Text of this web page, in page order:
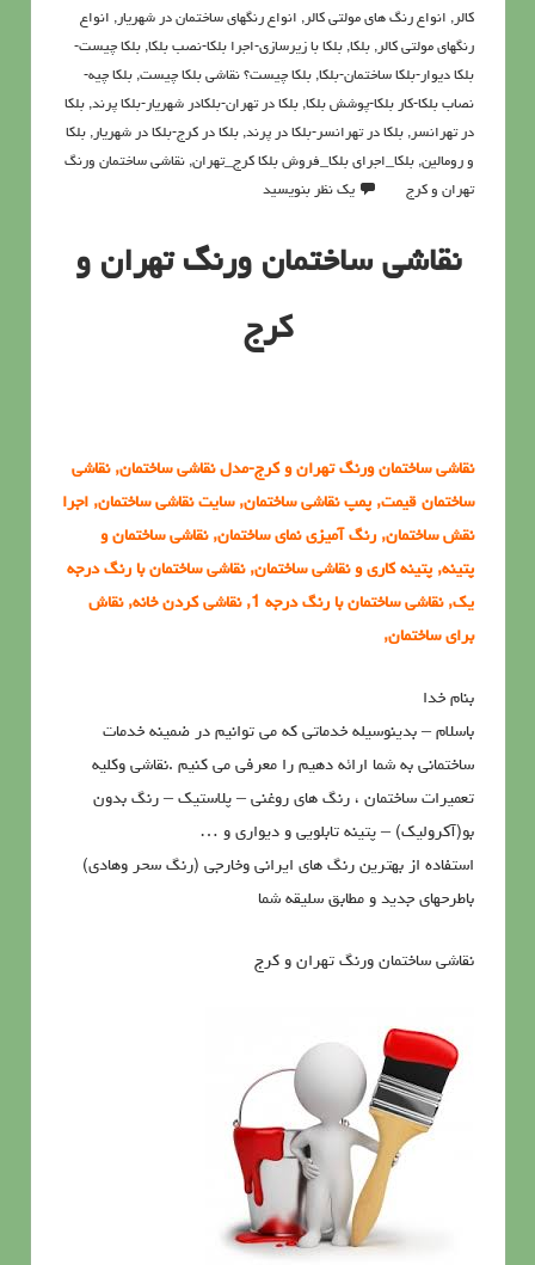
کالر, انواع رنگ های مولتی کالر, انواع رنگهای ساختمان در شهریار, انواع
رنگهای مولتی کالر, بلکا, بلکا با زیرسازی-اجرا بلکا-نصب بلکا, بلکا چیست-
بلکا دیوار-بلکا ساختمان-بلکا, بلکا چیست؟ نقاشی بلکا چیست, بلکا چیه-
نصاب بلکا-کار بلکا-پوشش بلکا, بلکا در تهران-بلکادر شهریار-بلکا پرند, بلکا
در تهرانسر, بلکا در تهرانسر-بلکا در پرند, بلکا در کرج-بلکا در شهریار, بلکا
و رومالین, بلکا_اجرای بلکا_فروش بلکا کرج_تهران, نقاشي ساختمان ورنگ
تهران و کرج
یک نظر بنویسید
نقاشي ساختمان ورنگ تهران و
کرج
نقاشي ساختمان ورنگ تهران و کرج-مدل نقاشی ساختمان, نقاشی
ساختمان قیمت, پمپ نقاشی ساختمان, سایت نقاشی ساختمان, اجرا
نقش ساختمان, رنگ آمیزی نمای ساختمان, نقاشی ساختمان و
پتینه, پتینه کاری و نقاشی ساختمان, نقاشی ساختمان با رنگ درجه
یک, نقاشی ساختمان با رنگ درجه 1, نقاشی کردن خانه, نقاش
برای ساختمان,
بنام خدا
باسلام – بدینوسیله خدماتی که می توانیم در ضمینه خدمات
ساختمانی به شما ارائه دهیم را معرفی می کنیم .نقاشی وکلیه
تعمیرات ساختمان ، رنگ های روغنی – پلاستیک – رنگ بدون
بو(آکرولیک) – پتینه تابلویی و دیواری و …
استفاده از بهترین رنگ های ایرانی وخارجی (رنگ سحر وهادی)
باطرحهای جدید و مطابق سلیقه شما
نقاشي ساختمان ورنگ تهران و کرج